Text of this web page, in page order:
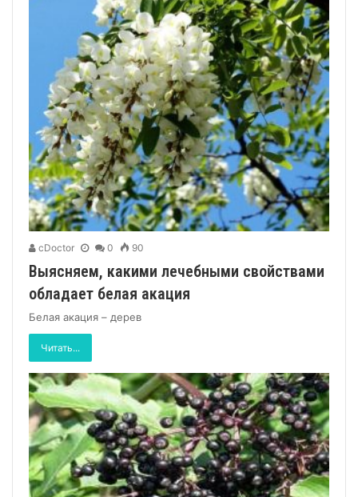
cDoctor 0 90
Выясняем, какими лечебными свойствами
обладает белая акация
Белая акация – дерев
Читать...